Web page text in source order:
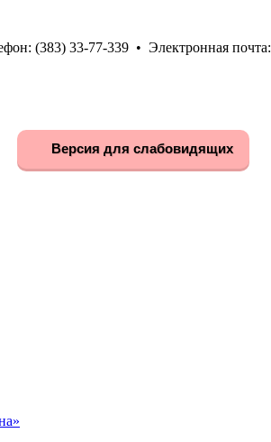
(383) 33-77-339 • Электронная почта:
Версия для слабовидящих